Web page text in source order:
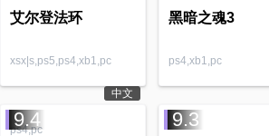
艾尔登法环
xsx|s,ps5,ps4,xb1,pc
黑暗之魂3
ps4,xb1,pc
9.4
中文
ps4,pc 9.3